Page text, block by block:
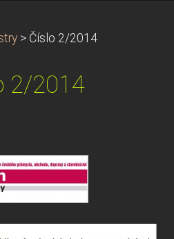
> Číslo 2/2014
2/2014